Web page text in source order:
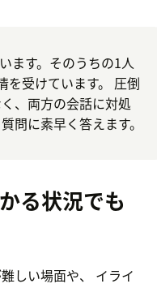
ます。そのうちの1人
を受けています。 圧倒
、両方の会話に対処
問に素早く答えます。
る状況でも
しい場面や、 イライ